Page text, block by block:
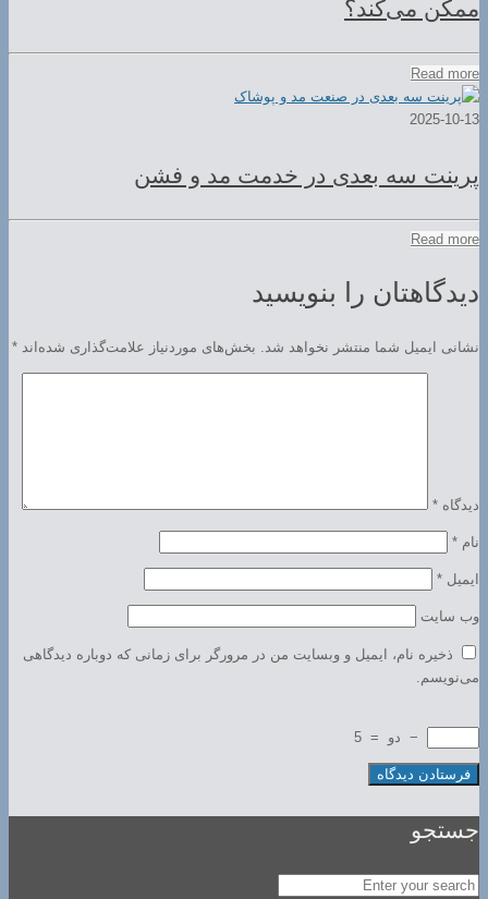
ممکن می‌کند؟
Read more
2025-10-13
پرینت سه بعدی در خدمت مد و فشن
Read more
دیدگاهتان را بنویسید
نشانی ایمیل شما منتشر نخواهد شد. بخش‌های موردنیاز علامت‌گذاری شده‌اند *
دیدگاه *
نام *
ایمیل *
وب‌ سایت
ذخیره نام، ایمیل و وبسایت من در مرورگر برای زمانی که دوباره دیدگاهی
می‌نویسم.
− دو =
5
جستجو